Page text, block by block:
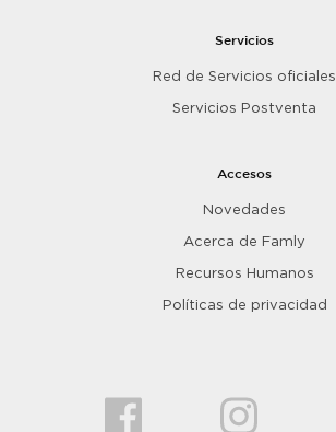
Servicios
Red de Servicios oficiales
Servicios Postventa
Accesos
Novedades
Acerca de Famly
Recursos Humanos
Políticas de privacidad